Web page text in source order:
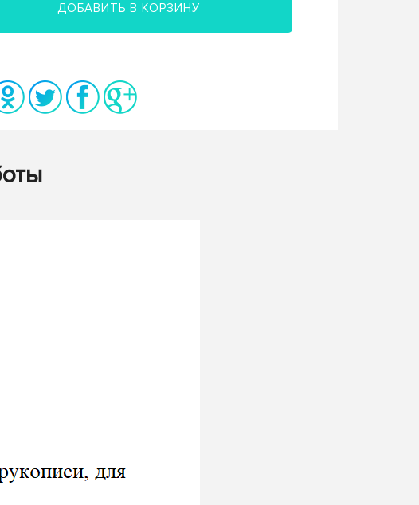
ДОБАВИТЬ В КОРЗИНУ